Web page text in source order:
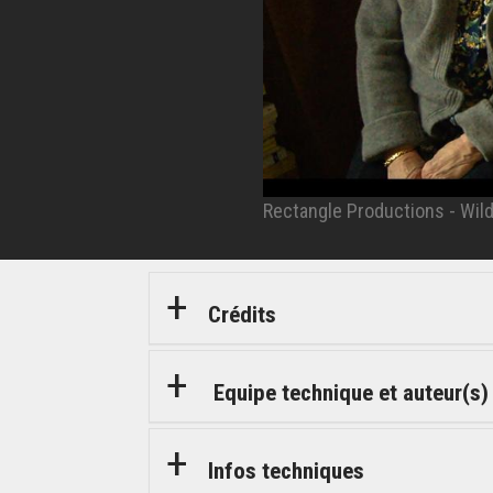
Rectangle Productions -
Rectangle Productions -
Rectangle Productions -
Crédits
Equipe technique et auteur(s)
Infos techniques